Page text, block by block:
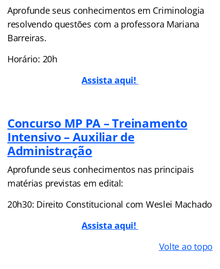
Aprofunde seus conhecimentos em Criminologia
resolvendo questões com a professora Mariana
Barreiras.
Horário: 20h
Assista aqui!
Concurso MP PA – Treinamento
Intensivo – Auxiliar de
Administração
Aprofunde seus conhecimentos nas principais
matérias previstas em edital:
20h30: Direito Constitucional com Weslei Machado
Assista aqui!
Volte ao topo